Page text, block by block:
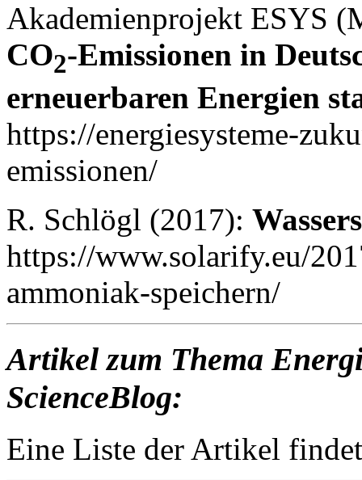
Akademienprojekt ESYS
CO2-Emissionen in
erneuerbaren Energien
https://energiesysteme-
emissionen/
R. Schlögl (2017):
https://www.solarify.eu/
ammoniak-speichern/
Artikel zum Thema
ScienceBlog:
Eine Liste der Artikel